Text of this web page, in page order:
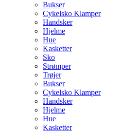
Bukser
Cykelsko Klamper
Handsker
Hjelme
Hue
Kasketter
Sko
Strømper
Trøjer
Bukser
Cykelsko Klamper
Handsker
Hjelme
Hue
Kasketter